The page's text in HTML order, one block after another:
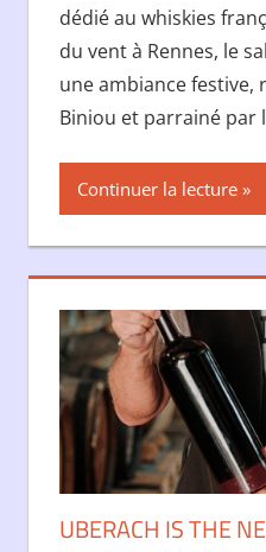
dédié au whiskies
du vent à Rennes, le
une ambiance festive,
Biniou et parrainé par
Continuer la lecture
UBERACH IS THE